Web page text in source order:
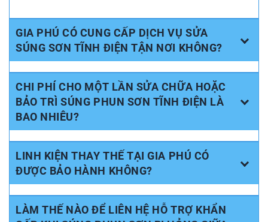
GIA PHÚ CÓ CUNG CẤP DỊCH VỤ SỬA
SÚNG SƠN TĨNH ĐIỆN TẬN NƠI KHÔNG?
CHI PHÍ CHO MỘT LẦN SỬA CHỮA HOẶC
BẢO TRÌ SÚNG PHUN SƠN TĨNH ĐIỆN LÀ
BAO NHIÊU?
LINH KIỆN THAY THẾ TẠI GIA PHÚ CÓ
ĐƯỢC BẢO HÀNH KHÔNG?
LÀM THẾ NÀO ĐỂ LIÊN HỆ HỖ TRỢ KHẨN